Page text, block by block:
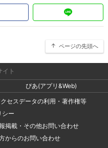
ページの先頭へ
イト
ぴあ(アプリ&Web)
セスデータの利用・著作権等
シー
掲載・その他お問い合わせ
からのお問い合わせ